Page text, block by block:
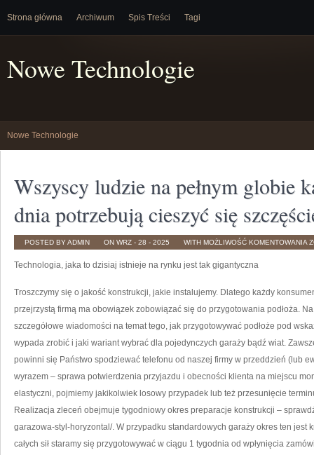
Strona główna Archiwum Spis Treści Tagi
Nowe Technologie
Nowe Technologie
Wszyscy ludzie na pełnym globie
dnia potrzebują cieszyć się
POSTED BY ADMIN ON WRZ - 28 - 2025 WITH MOŻLIWOŚĆ KOMENTOWANIA
Technologia, jaka to dzisiaj istnieje na rynku jest tak gigantyczna
Troszczymy się o jakość konstrukcji, jakie instalujemy. Dlatego każdy
przejrzystą firmą ma obowiązek zobowiązać się do przygotowania podłoża.
szczegółowe wiadomości na temat tego, jak przygotowywać podłoże pod
wypada zrobić i jaki wariant wybrać dla pojedynczych garaży bądź wiat.
powinni się Państwo spodziewać telefonu od naszej firmy w przeddzień (lub
wyrazem – sprawa potwierdzenia przyjazdu i obecności klienta na miejscu
elastyczni, pojmiemy jakikolwiek losowy przypadek lub też przesunięcie
Realizacja zleceń obejmuje tygodniowy okres preparacje konstrukcji –
garazowa-styl-horyzontal/. W przypadku standardowych garaży okres ten jest
całych sił staramy się przygotowywać w ciągu 1 tygodnia od wpłynięcia